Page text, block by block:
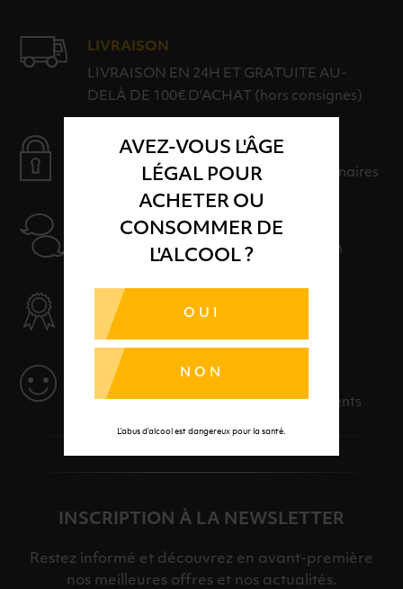
AVEZ-VOUS L'ÂGE
LÉGAL POUR
ACHETER OU
CONSOMMER DE
L'ALCOOL ?
OUI
NON
L’abus d’alcool est dangereux pour la santé.
LIVRAISON
LIVRAISON EN 24H ET GRATUITE AU-
DELÀ DE 100€ D'ACHAT (hors consignes)
PAIEMENT SÉCURISÉ
Payer en toute sérénité avec nos partenaires
AIDE
Nos conseillers sont à votre disposition
SÉLECTION & QUALITÉ
Des produits sélectionnés avec soins
SERVICE
Des solutions adaptées à vos événements
INSCRIPTION À LA NEWSLETTER
Restez informé et découvrez en avant-première
nos meilleures offres et nos actualités.